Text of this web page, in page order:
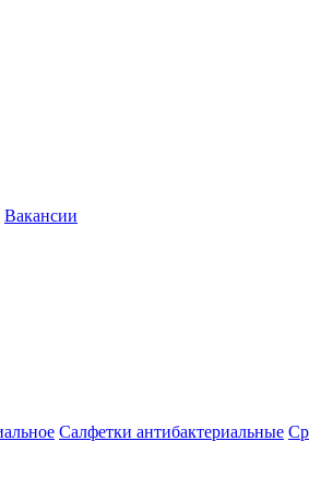
Вакансии
Салфетки антибактериальные